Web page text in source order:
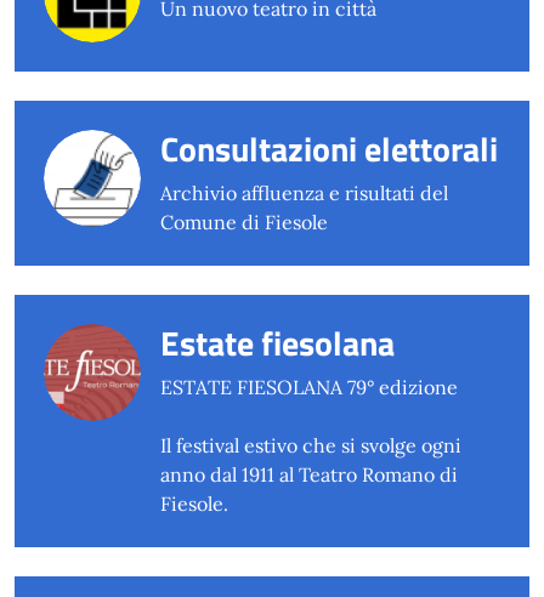
Un nuovo teatro in città
Consultazioni elettorali
Archivio affluenza e risultati del
Comune di Fiesole
Estate fiesolana
ESTATE FIESOLANA 79° edizione
Il festival estivo che si svolge ogni
anno dal 1911 al Teatro Romano di
Fiesole.